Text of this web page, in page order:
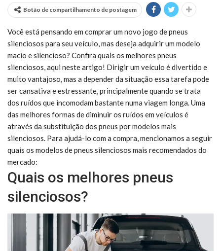
Botão de compartilhamento de postagem
Você está pensando em comprar um novo jogo de pneus
silenciosos para seu veículo, mas deseja adquirir um modelo
macio e silencioso? Confira quais os melhores pneus
silenciosos, aqui neste artigo! Dirigir um veículo é divertido e
muito vantajoso, mas a depender da situação essa tarefa pode
ser cansativa e estressante, principalmente quando se trata
dos ruídos que incomodam bastante numa viagem longa. Uma
das melhores formas de diminuir os ruídos em veículos é
através da substituição dos pneus por modelos mais
silenciosos. Para ajudá-lo com a compra, mencionamos a seguir
quais os modelos de pneus silenciosos mais recomendados do
mercado:
Quais os melhores pneus
silenciosos?